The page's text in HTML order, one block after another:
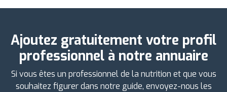
Ajoutez gratuitement votre profil
professionnel à notre annuaire
Si vous êtes un professionnel de la nutrition et que vous
souhaitez figurer dans notre guide, envoyez-nous les